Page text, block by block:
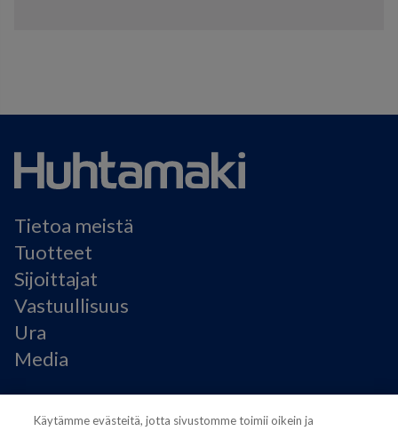
Tietoa meistä
Tuotteet
Sijoittajat
Vastuullisuus
Ura
Media
Käyttöehdot
Käytämme evästeitä, jotta sivustomme toimii oikein ja